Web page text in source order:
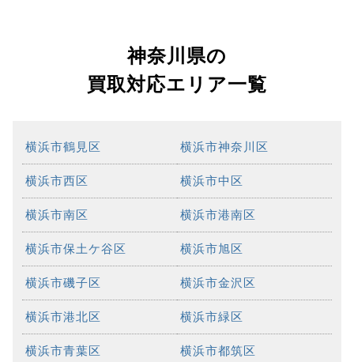
神奈川県の
買取対応エリア一覧
横浜市鶴見区 横浜市神奈川区
横浜市西区 横浜市中区
横浜市南区 横浜市港南区
横浜市保土ケ谷区 横浜市旭区
横浜市磯子区 横浜市金沢区
横浜市港北区 横浜市緑区
横浜市青葉区 横浜市都筑区